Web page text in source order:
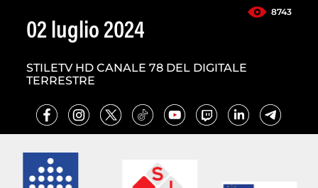
8743
02 luglio 2024
STILETV HD CANALE 78 DEL DIGITALE
TERRESTRE